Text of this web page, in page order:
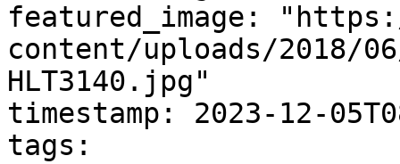
featured_image:
content/uploads/2018/
HLT3140.jpg"
timestamp: 2023-12-
tags: